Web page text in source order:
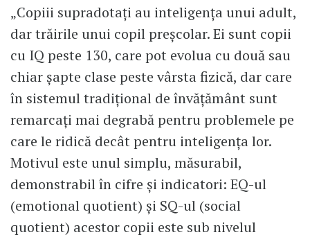
„Copiii supradotați au inteligența unui adult,
dar trăirile unui copil preșcolar. Ei sunt copii
cu IQ peste 130, care pot evolua cu două sau
chiar șapte clase peste vârsta fizică, dar care
în sistemul tradițional de învățământ sunt
remarcați mai degrabă pentru problemele pe
care le ridică decât pentru inteligența lor.
Motivul este unul simplu, măsurabil,
demonstrabil în cifre și indicatori: EQ-ul
(emotional quotient) și SQ-ul (social
quotient) acestor copii este sub nivelul